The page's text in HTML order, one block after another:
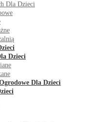
Dla Dzieci
Dzieci
Dla Dzieci